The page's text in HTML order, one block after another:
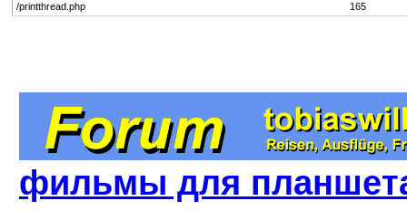
/printthread.php
165
фильмы для